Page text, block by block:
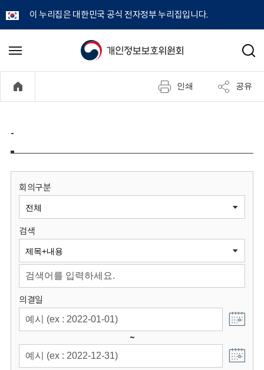
이 누리집은 대한민국 공식 전자정부 누리집입니다.
개
정
보
원
회
메
기
검
인쇄 공유
-
회의구분
검색
의결일
~